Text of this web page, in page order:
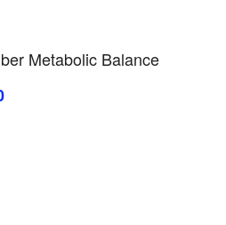
Metabolic Balance